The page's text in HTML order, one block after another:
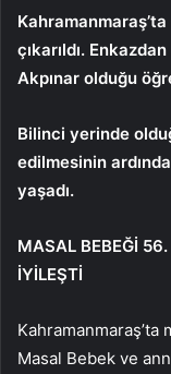
çıkarıldı.
Akpınar olduğu
Bilinci yerinde
edilmesinin
yaşadı.
MASAL BEBEĞİ
İYİLEŞTİ
Masal Bebek ve